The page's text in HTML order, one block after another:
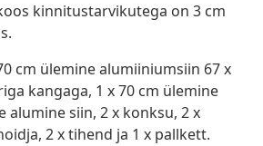
kinnitustarvikutega on 3 cm
cm ülemine alumiiniumsiin 67 x
kangaga, 1 x 70 cm ülemine
alumine siin, 2 x konksu, 2 x
2 x tihend ja 1 x pallkett.